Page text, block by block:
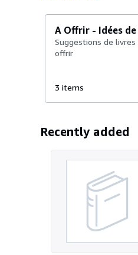
A Offrir - Idées de
Suggestions de
offrir
3 items
Recently added